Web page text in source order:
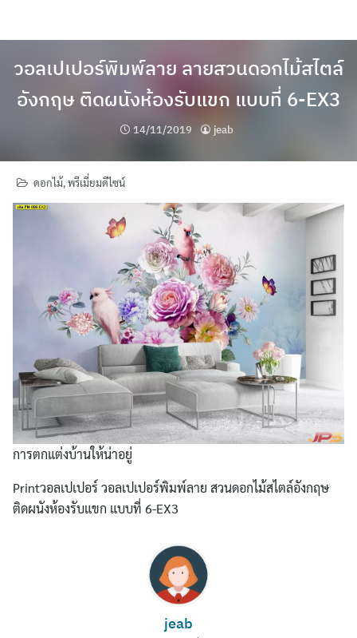
วอลเปเปอร์พิมพ์ลาย ลายสวนดอกไม้สไตล์
อังกฤษ ติดผนังห้องรับแขก แบบที่ 6-EX3
14/11/2019 jeab
ดอกไม้,พรีเมี่ยมดีไซน์
การตกแต่งบ้านให้น่าอยู่
Printวอลเปเปอร์ วอลเปเปอร์พิมพ์ลาย สวนดอกไม้สไตล์อังกฤษ
ติดผนังห้องรับแขก แบบที่ 6-EX3
jeab